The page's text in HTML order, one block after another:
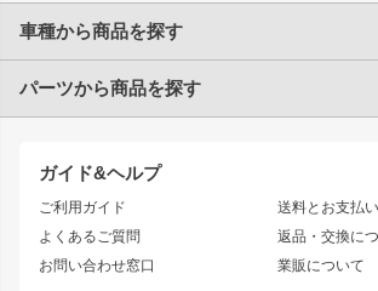
ガイド&ヘルプ
ご利用ガイド
よくあるご質問
お問い合わせ窓口
送料とお支払
返品・交換に
業販について
車種から商品を探す
トヨタ
JZX90 CHASER
JZX110 MARK II
JZX100 MARK II
JZX90 MARK II
アリスト
ソアラ
アルテッツァ
パーツから商品を探す
エアロシリーズ
ドリフトライン
風神
雷神
レーシングラ
アタックライン
ストリームライ